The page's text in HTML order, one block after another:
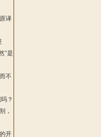
译
”是
不
？
，
开